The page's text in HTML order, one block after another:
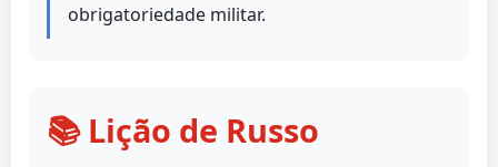
obrigatoriedade militar.
📚 Lição de Russo